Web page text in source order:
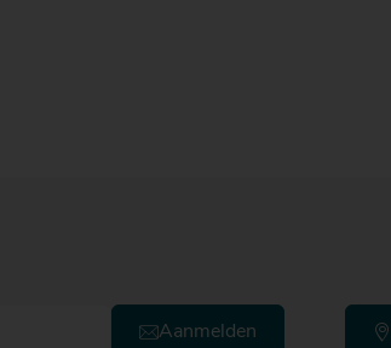
Aanmelden